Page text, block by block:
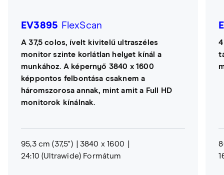
EV3895 FlexScan
A 37,5 colos, ívelt kivitelű ultraszéles
monitor szinte korlátlan helyet kínál a
munkához. A képernyő 3840 x 1600
képpontos felbontása csaknem a
háromszorosa annak, mint amit a Full HD
monitorok kínálnak.
95,3 cm (37,5")
3840 x 1600
24:10 (Ultrawide) Formátum